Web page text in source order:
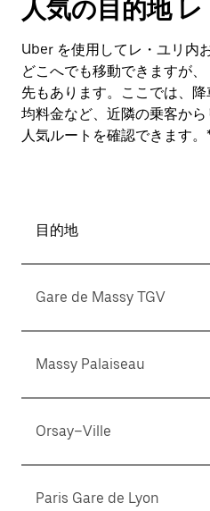
人気の目的地 レ
Uber を使用してレ・ユリ内
どこへでも移動できますが
先もあります。ここでは、
均料金など、近隣の乗客か
人気ルートを確認できます。
目的地
Gare de Massy TGV
Massy Palaiseau
Orsay–Ville
Paris Gare de Lyon